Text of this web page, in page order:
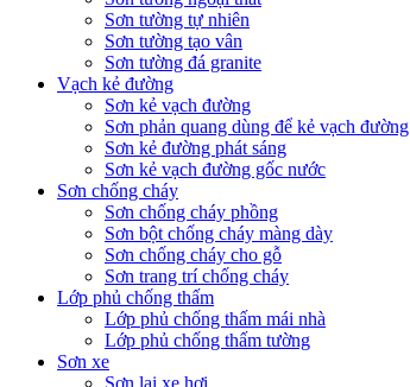
Sơn tường tự nhiên
Sơn tường tạo vân
Sơn tường đá granite
Vạch kẻ đường
Sơn kẻ vạch đường
Sơn phản quang dùng để kẻ vạch đường
Sơn kẻ đường phát sáng
Sơn kẻ vạch đường gốc nước
Sơn chống cháy
Sơn chống cháy phồng
Sơn bột chống cháy màng dày
Sơn chống cháy cho gỗ
Sơn trang trí chống cháy
Lớp phủ chống thấm
Lớp phủ chống thấm mái nhà
Lớp phủ chống thấm tường
Sơn xe
Sơn lại xe hơi